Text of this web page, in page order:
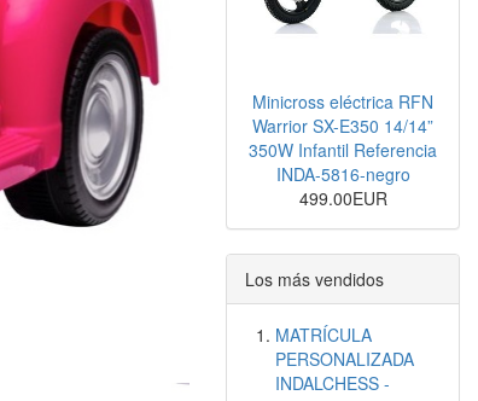
Minicross eléctrica RFN
Warrior SX-E350 14/14”
350W Infantil Referencia
INDA-5816-negro
499.00EUR
Los más vendidos
MATRÍCULA
PERSONALIZADA
INDALCHESS -